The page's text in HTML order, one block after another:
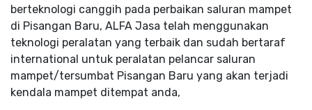
berteknologi canggih pada perbaikan saluran mampet
di Pisangan Baru, ALFA Jasa telah menggunakan
teknologi peralatan yang terbaik dan sudah bertaraf
international untuk peralatan pelancar saluran
mampet/tersumbat Pisangan Baru yang akan terjadi
kendala mampet ditempat anda,